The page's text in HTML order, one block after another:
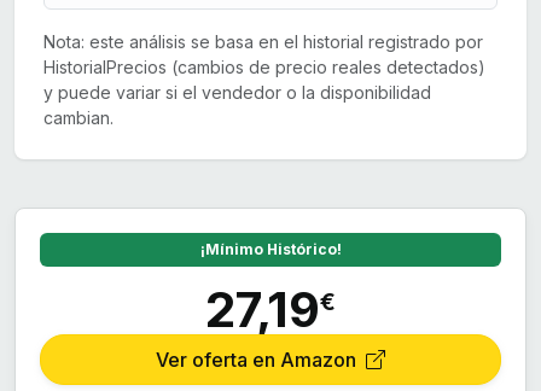
Nota: este análisis se basa en el historial registrado por
HistorialPrecios (cambios de precio reales detectados)
y puede variar si el vendedor o la disponibilidad
cambian.
¡Mínimo Histórico!
27,19€
Ver oferta en Amazon